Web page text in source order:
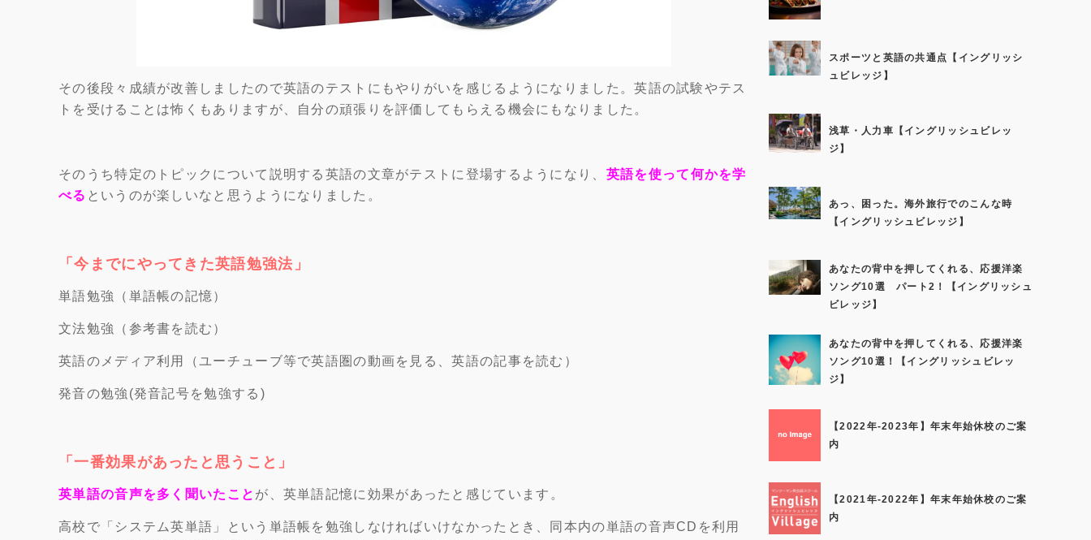
その後段々成績が改善しましたので英語のテストにもやりがいを感じるようになりました。英語の試験やテス
トを受けることは怖くもありますが、自分の頑張りを評価してもらえる機会にもなりました。
そのうち特定のトピックについて説明する英語の文章がテストに登場するようになり、 英語を使って何かを学
べる というのが楽しいなと思うようになりました。
「今までにやってきた英語勉強法」
単語勉強（単語帳の記憶）
文法勉強（参考書を読む）
英語のメディア利用（ユーチューブ等で英語圏の動画を見る、英語の記事を読む）
発音の勉強(発音記号を勉強する)
「一番効果があったと思うこと」
英単語の音声を多く聞いたこと が、英単語記憶に効果があったと感じています。
高校で「システム英単語」という単語帳を勉強しなければいけなかったとき、同本内の単語の音声CDを利用
スポーツと英語の共通点【イングリッシ
ュビレッジ】
浅草・人力車【イングリッシュビレッ
ジ】
あっ、困った。海外旅行でのこんな時
【イングリッシュビレッジ】
あなたの背中を押してくれる、応援洋楽
ソング10選 パート2！【イングリッシュ
ビレッジ】
あなたの背中を押してくれる、応援洋楽
ソング10選！【イングリッシュビレッ
ジ】
【2022年-2023年】年末年始休校のご案
内
【2021年-2022年】年末年始休校のご案
内